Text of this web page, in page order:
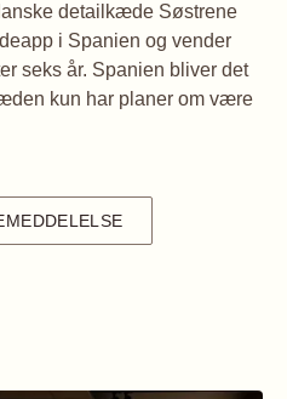
detailkæde Søstrene
i Spanien og vender
seks år. Spanien bliver det
kun har planer om være